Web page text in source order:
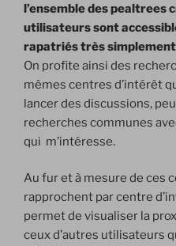
l’ensemble des pealtrees
utilisateurs sont
rapatriés très simplement
On profite ainsi des
mêmes centres d’intérêt
lancer des discussions,
recherches communes
qui m’intéresse.
Au fur et à mesure de ces
rapprochent par centre
permet de visualiser la
ceux d’autres utilisateurs